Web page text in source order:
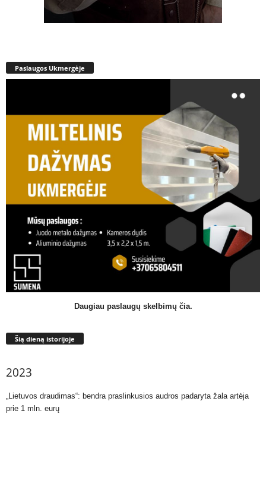
Paslaugos Ukmergėje
Daugiau paslaugų skelbimų čia.
Šią dieną istorijoje
2023
„Lietuvos draudimas“: bendra praslinkusios audros padaryta žala artėja
prie 1 mln. eurų